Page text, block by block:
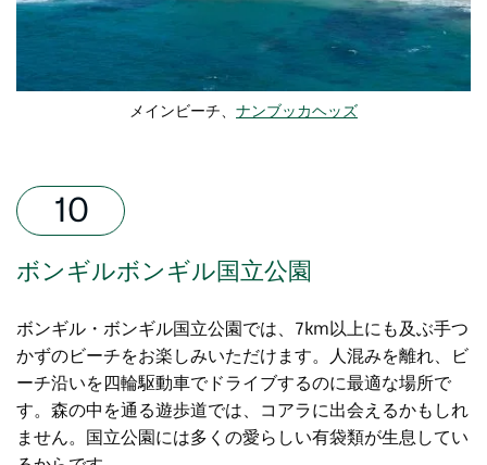
メインビーチ、 ナンブッカヘッズ
ボンギルボンギル国立公園
ボンギル・ボンギル国立公園では、7km以上にも及ぶ手つ
かずのビーチをお楽しみいただけます。人混みを離れ、ビ
ーチ沿いを四輪駆動車でドライブするのに最適な場所で
す。森の中を通る遊歩道では、コアラに出会えるかもしれ
ません。国立公園には多くの愛らしい有袋類が生息してい